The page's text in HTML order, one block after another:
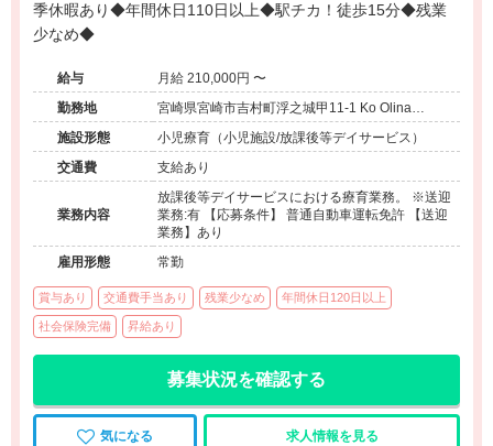
季休暇あり◆年間休日110日以上◆駅チカ！徒歩15分◆残業
少なめ◆
給与
月給 210,000円 〜
勤務地
宮崎県宮崎市吉村町浮之城甲11-1 Ko Olina
Ukinojo 1-A
施設形態
小児療育（小児施設/放課後等デイサービス）
交通費
支給あり
業務内容
放課後等デイサービスにおける療育業務。 ※送迎
業務:有 【応募条件】 普通自動車運転免許 【送迎
業務】あり
雇用形態
常勤
賞与あり 交通費手当あり 残業少なめ 年間休日120日以上
社会保険完備 昇給あり
募集状況を確認する
気になる 求人情報を見る